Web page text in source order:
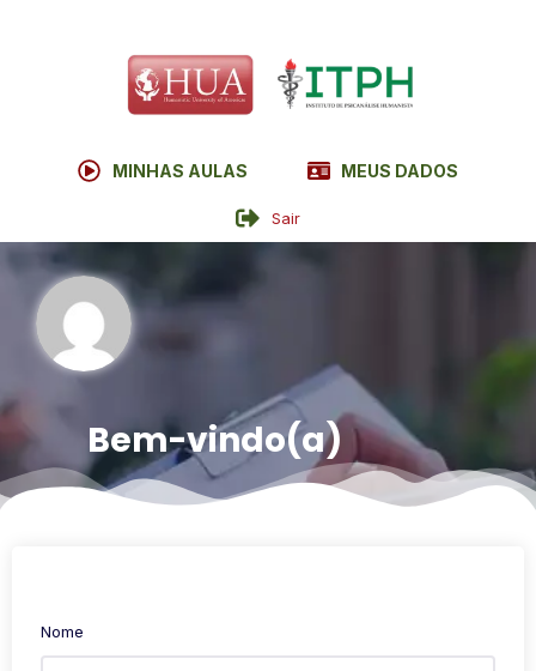
MINHAS AULAS MEUS DADOS
Sair
Bem-vindo(a)
Nome